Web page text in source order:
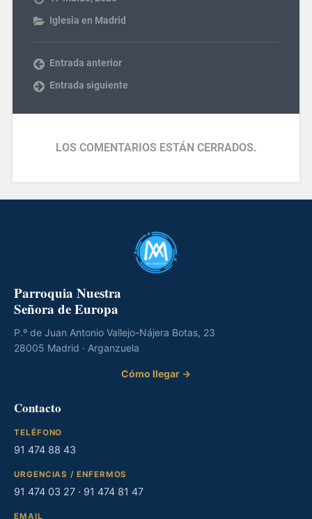
Iglesia en Madrid
Entrada anterior
Entrada siguiente
LOS COMENTARIOS ESTÁN CERRADOS.
Parroquia Nuestra
Señora de Europa
P.º de Juan Antonio Vallejo-Nájera Botas, 23
28005 Madrid · Arganzuela
Cómo llegar →
Contacto
TELÉFONO
91 474 88 43
URGENCIAS / ENFERMOS
91 474 03 27 · 91 474 81 47
EMAIL